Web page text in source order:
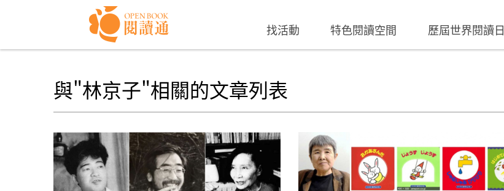
找活動 特色閱讀空間 歷屆世界閱讀日
與"林京子"相關的文章列表